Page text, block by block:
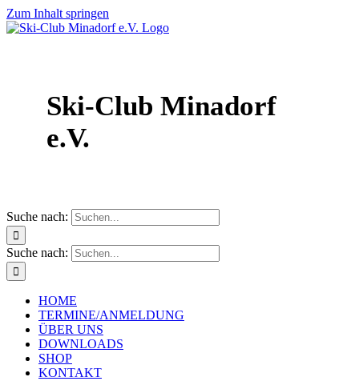
Zum Inhalt springen
Ski-Club Minadorf
e.V.
Suche nach:
Suche nach:
HOME
TERMINE/ANMELDUNG
ÜBER UNS
DOWNLOADS
SHOP
KONTAKT